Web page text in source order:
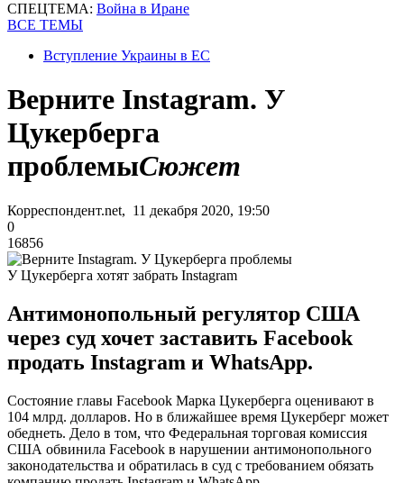
СПЕЦТЕМА: Война в Иране
ВСЕ ТЕМЫ
Вступление Украины в ЕС
Верните Instagram. У
Цукерберга
проблемыСюжет
Корреспондент.net, 11 декабря 2020, 19:50
0
16856
У Цукерберга хотят забрать Instagram
Антимонопольный регулятор США
через суд хочет заставить Facebook
продать Instagram и WhatsApp.
Состояние главы Facebook Марка Цукерберга оценивают в
104 млрд. долларов. Но в ближайшее время Цукерберг может
обеднеть. Дело в том, что Федеральная торговая комиссия
США обвинила Facebook в нарушении антимонопольного
законодательства и обратилась в суд с требованием обязать